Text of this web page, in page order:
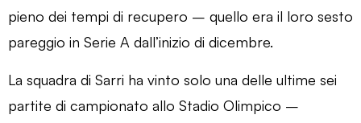
pieno dei tempi di recupero – quello era il loro sesto
pareggio in Serie A dall’inizio di dicembre.
La squadra di Sarri ha vinto solo una delle ultime sei
partite di campionato allo Stadio Olimpico –